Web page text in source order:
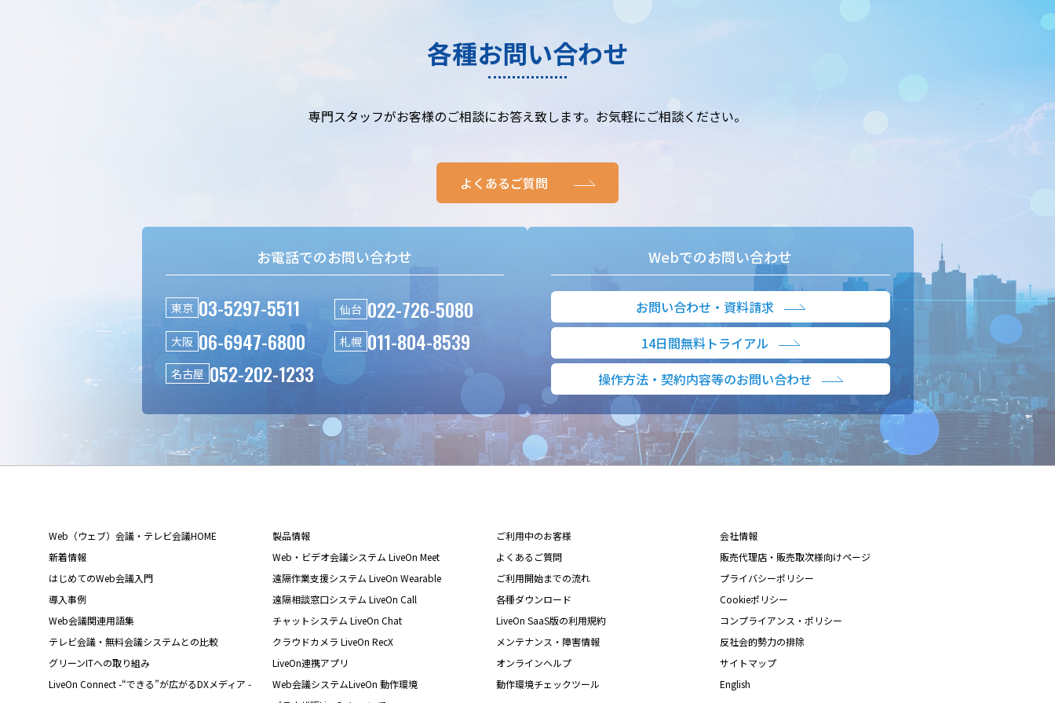
各種お問い合わせ
専門スタッフがお客様のご相談にお答え致します。お気軽にご相談ください。
よくあるご質問
お電話でのお問い合わせ
東京 03-5297-5511 仙台 022-726-5080
大阪 06-6947-6800 札幌 011-804-8539
名古屋 052-202-1233
Webでのお問い合わせ
お問い合わせ・資料請求
14日間無料トライアル
操作方法・契約内容等のお問い合わせ
Web（ウェブ）会議・テレビ会議HOME
新着情報
はじめてのWeb会議入門
導入事例
Web会議関連用語集
テレビ会議・無料会議システムとの比較
グリーンITへの取り組み
LiveOn Connect -“できる”が広がるDXメディア -
製品情報
Web・ビデオ会議システム LiveOn Meet
遠隔作業支援システム LiveOn Wearable
遠隔相談窓口システム LiveOn Call
チャットシステム LiveOn Chat
クラウドカメラ LiveOn RecX
LiveOn連携アプリ
Web会議システムLiveOn 動作環境
ご利用中のお客様
よくあるご質問
ご利用開始までの流れ
各種ダウンロード
LiveOn SaaS版の利用規約
メンテナンス・障害情報
オンラインヘルプ
動作環境チェックツール
会社情報
販売代理店・販売取次様向けページ
プライバシーポリシー
Cookieポリシー
コンプライアンス・ポリシー
反社会的勢力の排除
サイトマップ
English